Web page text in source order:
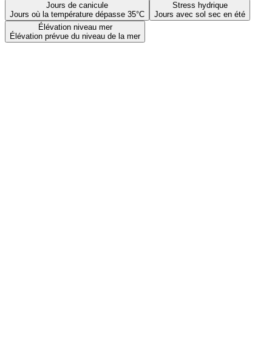
Jours de canicule
Jours où la température dépasse 35°C
Stress hydrique
Jours avec sol sec en été
Élévation niveau mer
Élévation prévue du niveau de la mer